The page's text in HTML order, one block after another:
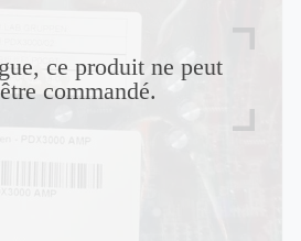
ce produit ne peut
commandé.